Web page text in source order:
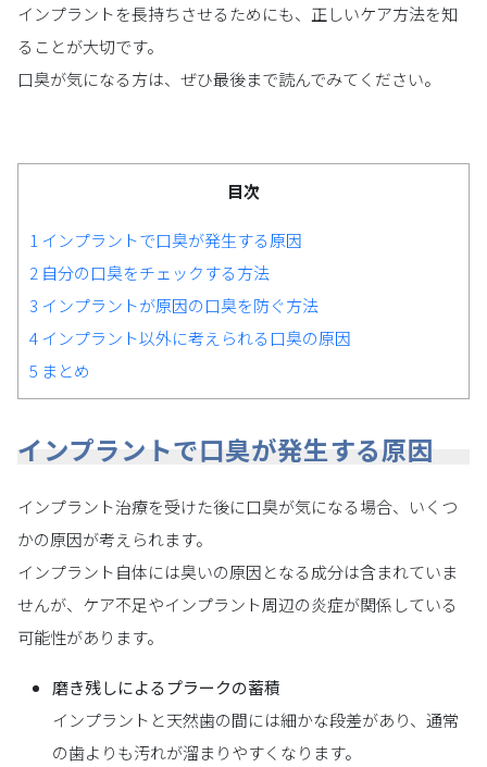
インプラントを長持ちさせるためにも、正しいケア方法を知
ることが大切です。
口臭が気になる方は、ぜひ最後まで読んでみてください。
目次
1 インプラントで口臭が発生する原因
2 自分の口臭をチェックする方法
3 インプラントが原因の口臭を防ぐ方法
4 インプラント以外に考えられる口臭の原因
5 まとめ
インプラントで口臭が発生する原因
インプラント治療を受けた後に口臭が気になる場合、いくつ
かの原因が考えられます。
インプラント自体には臭いの原因となる成分は含まれていま
せんが、ケア不足やインプラント周辺の炎症が関係している
可能性があります。
磨き残しによるプラークの蓄積
インプラントと天然歯の間には細かな段差があり、通常
の歯よりも汚れが溜まりやすくなります。